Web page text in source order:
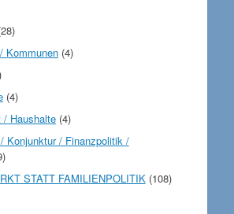
Kommunen (4)
(4)
Haushalte (4)
Konjunktur / Finanzpolitik /
STATT FAMILIENPOLITIK(108)